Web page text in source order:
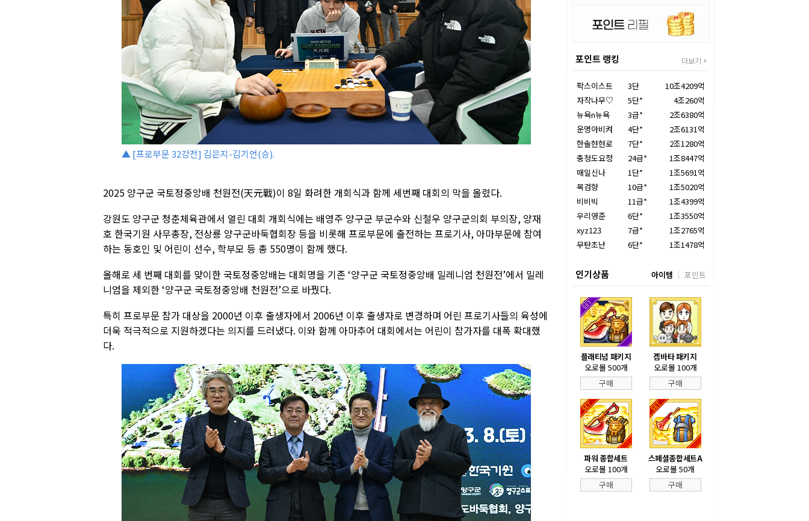
▲ [프로부문 32강전] 김은지-김기언(승).
2025 양구군 국토정중앙배 천원전(天元戰)이 8일 화려한 개회식과 함께 세번째 대회의 막을 올렸다.
강원도 양구군 청춘체육관에서 열린 대회 개회식에는 배영주 양구군 부군수와 신철우 양구군의회 부의장, 양재
호 한국기원 사무총장, 전상룡 양구군바둑협회장 등을 비롯해 프로부문에 출전하는 프로기사, 아마부문에 참여
하는 동호인 및 어린이 선수, 학부모 등 총 550명이 함께 했다.
올해로 세 번째 대회를 맞이한 국토정중앙배는 대회명을 기존 ‘양구군 국토정중앙배 밀레니엄 천원전’에서 밀레
니엄을 제외한 ‘양구군 국토정중앙배 천원전’으로 바꿨다.
특히 프로부문 참가 대상을 2000년 이후 출생자에서 2006년 이후 출생자로 변경하며 어린 프로기사들의 육성에
더욱 적극적으로 지원하겠다는 의지를 드러냈다. 이와 함께 아마추어 대회에서는 어린이 참가자를 대폭 확대했
다.
포인트 랭킹 더보기
팍스이스트 3단
10조4209억
자작나무♡
5단*
4조260억
뉴욕n뉴욕
3급*
2조6380억
운명아비켜
4단*
2조6131억
한솔현현로
7단*
2조1280억
충청도요정
24급*
1조8447억
매일신나
1단*
1조5691억
목검향
10급*
1조5020억
비비빅
11급*
1조4399억
우리영준
6단*
1조3550억
xyz123
7급*
1조2765억
무탄초난
6단* 1조1478억
인기상품 아이템 포인트
플래티넘 패키지
오로볼 500개
구매
겜바타 패키지
오로볼 100개
구매
파워 종합세트
오로볼 100개
구매
스페셜종합세트A
오로볼 50개
구매